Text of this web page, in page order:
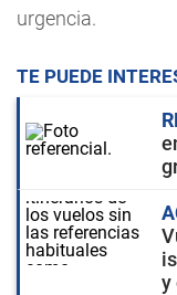
urgencia.
TE PUEDE
y